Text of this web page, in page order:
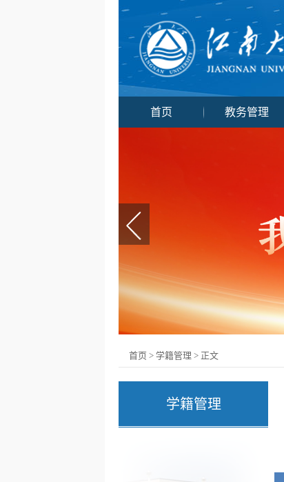
首页 教务管理
首页 > 学籍管理 > 正文
学籍管理